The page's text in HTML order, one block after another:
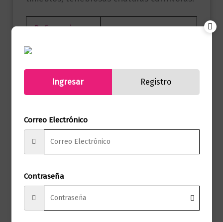
Referencia
Páginas
Sello
Formato
Presentación
Ingresar Registro
Correo Electrónico
Contraseña